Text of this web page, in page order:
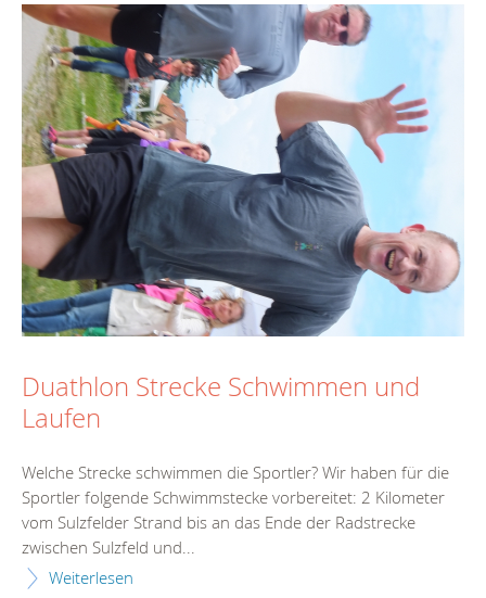
Duathlon Strecke Schwimmen und
Laufen
Welche Strecke schwimmen die Sportler? Wir haben für die
Sportler folgende Schwimmstecke vorbereitet: 2 Kilometer
vom Sulzfelder Strand bis an das Ende der Radstrecke
zwischen Sulzfeld und...
Weiterlesen